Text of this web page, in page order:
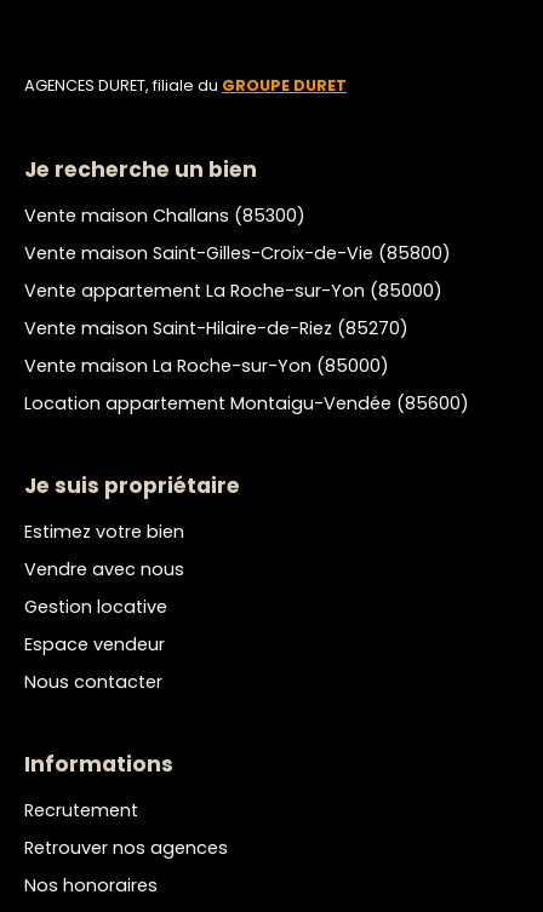
AGENCES DURET, filiale du GROUPE DURET
Je recherche un bien
Vente maison Challans (85300)
Vente maison Saint-Gilles-Croix-de-Vie (85800)
Vente appartement La Roche-sur-Yon (85000)
Vente maison Saint-Hilaire-de-Riez (85270)
Vente maison La Roche-sur-Yon (85000)
Location appartement Montaigu-Vendée (85600)
Je suis propriétaire
Estimez votre bien
Vendre avec nous
Gestion locative
Espace vendeur
Nous contacter
Informations
Recrutement
Retrouver nos agences
Nos honoraires